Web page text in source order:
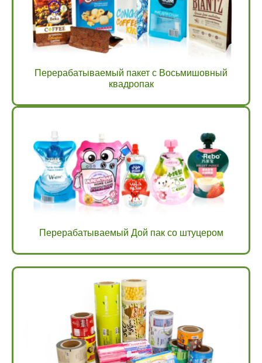
Перерабатываемый пакет с Восьмишовный
квадропак
Перерабатываемый Дой пак со штуцером